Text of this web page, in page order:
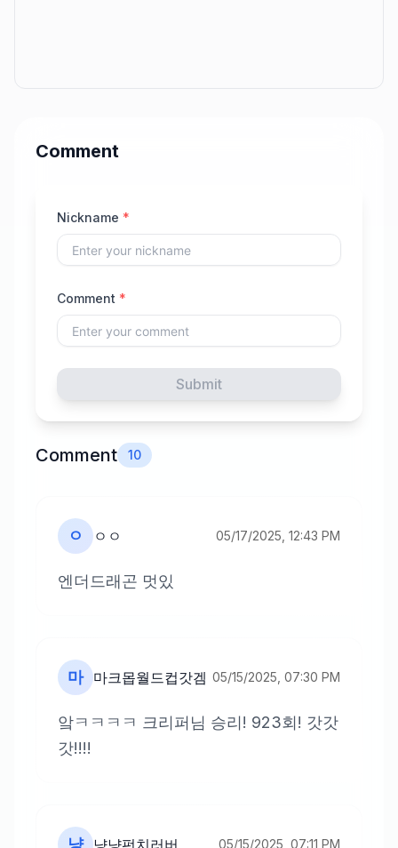
Comment
Nickname *
Comment *
Submit
Comment 10
ㅇ ㅇㅇ 05/17/2025, 12:43 PM
엔더드래곤 멋있
마 마크몹월드컵갓겜 05/15/2025, 07:30 PM
앜ㅋㅋㅋㅋ 크리퍼님 승리! 923회! 갓갓
갓!!!!
냥 냥냥펀치러버 05/15/2025, 07:11 PM